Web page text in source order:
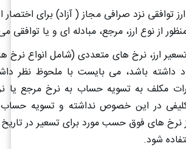
توافقی نزد صرافی مجاز ( آزاد) برای اختصار
از نوع ارز، مرجع، مبادله ای و یا توافقی
ارز، نرخ های متعددی (شامل انواع نرخ
داشته باشد، می بایست با ملحوظ نظر
مکلف به تسویه حساب به نرخ مرجع یا
در این خصوص نداشته و تسویه
های فوق حسب مورد برای تسعیر در تاریخ
شود.